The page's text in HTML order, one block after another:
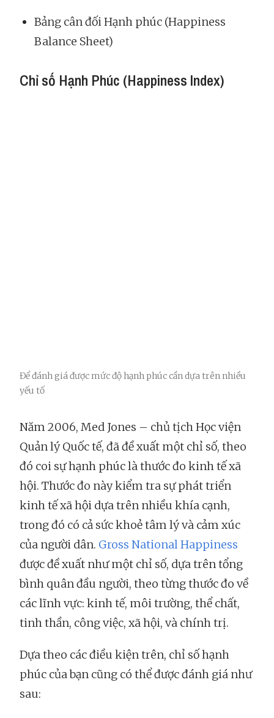
Bảng cân đối Hạnh phúc (Happiness
Balance Sheet)
Chỉ số Hạnh Phúc (Happiness Index)
Để đánh giá được mức độ hạnh phúc cần dựa trên nhiều
yếu tố
Năm 2006, Med Jones – chủ tịch Học viện
Quản lý Quốc tế, đã đề xuất một chỉ số, theo
đó coi sự hạnh phúc là thước đo kinh tế xã
hội. Thước đo này kiểm tra sự phát triển
kinh tế xã hội dựa trên nhiều khía cạnh,
trong đó có cả sức khoẻ tâm lý và cảm xúc
của người dân. Gross National Happiness
được đề xuất như một chỉ số, dựa trên tổng
bình quân đầu người, theo từng thước đo về
các lĩnh vực: kinh tế, môi trường, thể chất,
tinh thần, công việc, xã hội, và chính trị.
Dựa theo các điều kiện trên, chỉ số hạnh
phúc của bạn cũng có thể được đánh giá như
sau: